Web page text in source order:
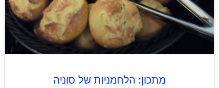
מתכון: הלחמניות של סוניה